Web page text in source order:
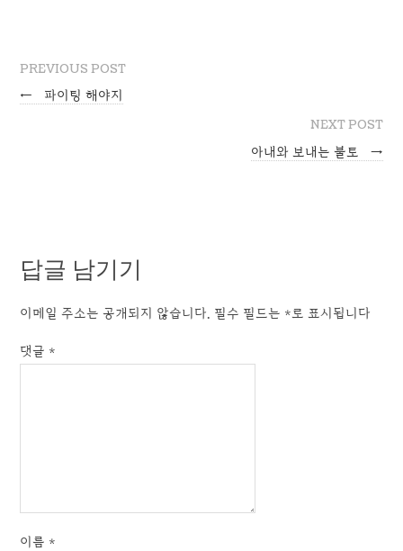
PREVIOUS POST
← 파이팅 해야지
NEXT POST
아내와 보내는 불토 →
답글 남기기
이메일 주소는 공개되지 않습니다. 필수 필드는 *로 표시됩니다
댓글 *
이름 *